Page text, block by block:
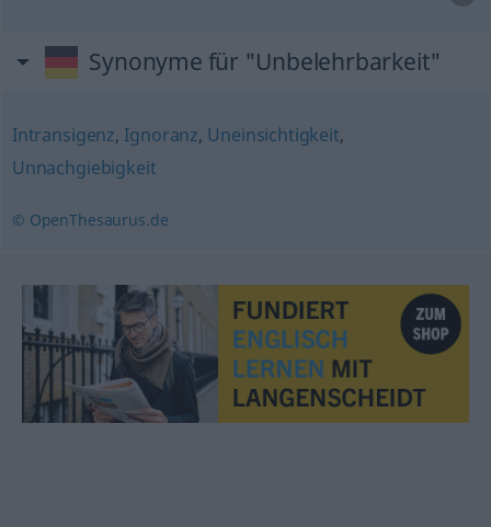
Synonyme für "Unbelehrbarkeit"
Intransigenz, Ignoranz, Uneinsichtigkeit,
Unnachgiebigkeit
© OpenThesaurus.de